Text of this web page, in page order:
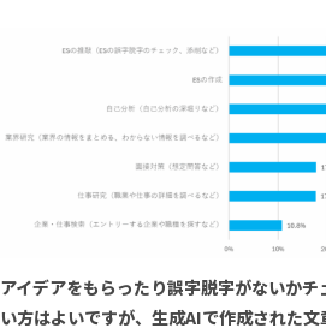
アイデアをもらったり誤字脱字がないか
い方はよいですが、生成AIで作成された